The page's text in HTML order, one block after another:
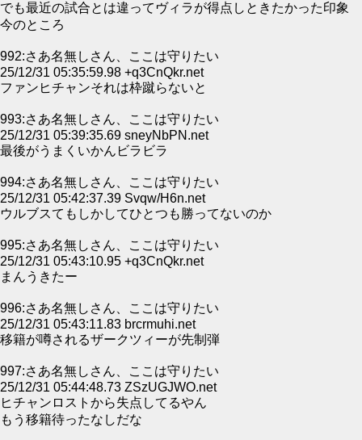
でも最近の試合とは違ってヴィラが得点しときたかった印象
今のところ
992:さあ名無しさん、ここは守りたい
25/12/31 05:35:59.98 +q3CnQkr.net
ファンヒチャンそれは枠蹴らないと
993:さあ名無しさん、ここは守りたい
25/12/31 05:39:35.69 sneyNbPN.net
最後がうまくいかんビラビラ
994:さあ名無しさん、ここは守りたい
25/12/31 05:42:37.39 Svqw/H6n.net
ウルブスてもしかしてひとつも勝ってないのか
995:さあ名無しさん、ここは守りたい
25/12/31 05:43:10.95 +q3CnQkr.net
まんうきたー
996:さあ名無しさん、ここは守りたい
25/12/31 05:43:11.83 brcrmuhi.net
移籍が噂されるザークツィーが先制弾
997:さあ名無しさん、ここは守りたい
25/12/31 05:44:48.73 ZSzUGJWO.net
ヒチャンロストから失点してるやん
もう移籍待ったなしだな